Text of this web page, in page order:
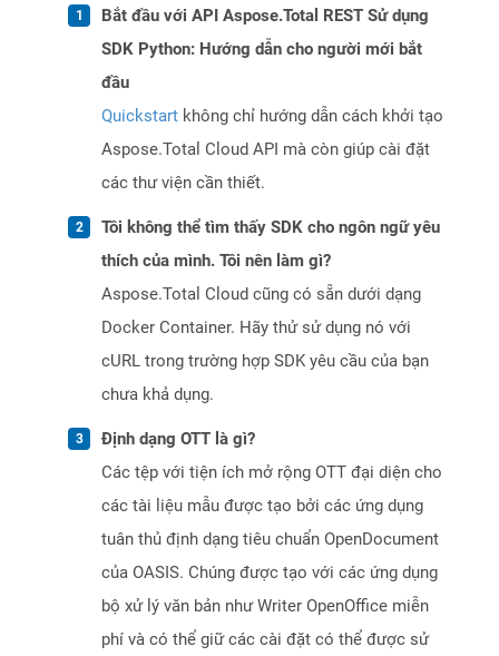
Bắt đầu với API Aspose.Total REST Sử dụng
SDK Python: Hướng dẫn cho người mới bắt
đầu
Quickstart không chỉ hướng dẫn cách khởi tạo
Aspose.Total Cloud API mà còn giúp cài đặt
các thư viện cần thiết.
Tôi không thể tìm thấy SDK cho ngôn ngữ yêu
thích của mình. Tôi nên làm gì?
Aspose.Total Cloud cũng có sẵn dưới dạng
Docker Container. Hãy thử sử dụng nó với
cURL trong trường hợp SDK yêu cầu của bạn
chưa khả dụng.
Định dạng OTT là gì?
Các tệp với tiện ích mở rộng OTT đại diện cho
các tài liệu mẫu được tạo bởi các ứng dụng
tuân thủ định dạng tiêu chuẩn OpenDocument
của OASIS. Chúng được tạo với các ứng dụng
bộ xử lý văn bản như Writer OpenOffice miễn
phí và có thể giữ các cài đặt có thể được sử